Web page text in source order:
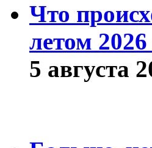
Что
летом
5 августа